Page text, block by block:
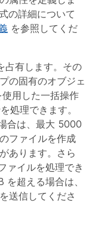
の詳細について
を参照してくだ
占有します。その
の固有のオブジェ
用した一括操作
処理できます。
合は、最大 5000
ファイルを作成
あります。さら
ァイルを処理でき
超える場合は、
送信してくださ